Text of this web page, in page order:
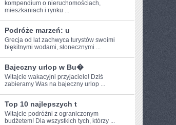
kompendium o nieruchomościach,
mieszkaniach i rynku ...
Podróże marzeń: u
Grecja od ⁣lat zachwyca turystów swoimi
błękitnymi wodami, słonecznymi ...
Bajeczny urlop w Bu�
Witajcie wakacyjni przyjaciele! Dziś​
zabieramy Was na bajeczny urlop ...
Top 10 najlepszych t
Witajcie podróżni z ograniczonym
budżetem!‌ Dla wszystkich tych, którzy ...